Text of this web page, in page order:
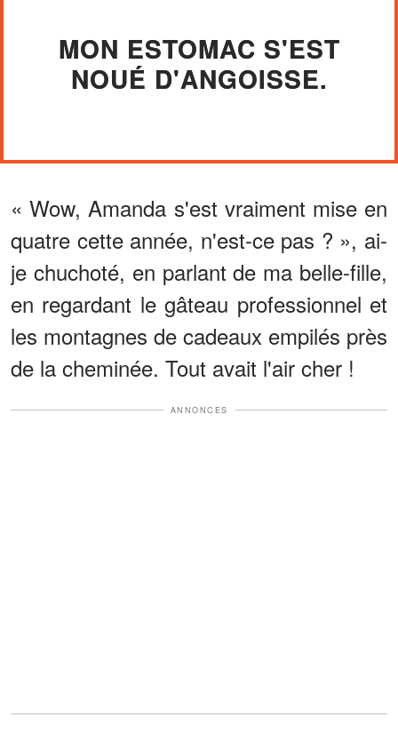
MON ESTOMAC S'EST
NOUÉ D'ANGOISSE.
« Wow, Amanda s'est vraiment mise en
quatre cette année, n'est-ce pas ? », ai-
je chuchoté, en parlant de ma belle-fille,
en regardant le gâteau professionnel et
les montagnes de cadeaux empilés près
de la cheminée. Tout avait l'air cher !
ANNONCES